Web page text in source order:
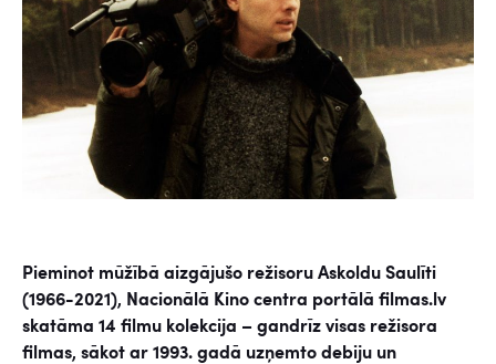
Pieminot mūžībā aizgājušo režisoru Askoldu Saulīti
(1966-2021), Nacionālā Kino centra portālā filmas.lv
skatāma 14 filmu kolekcija – gandrīz visas režisora
filmas, sākot ar 1993. gadā uzņemto debiju un